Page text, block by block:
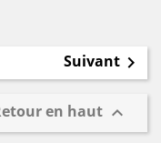
Suivant 
en haut 